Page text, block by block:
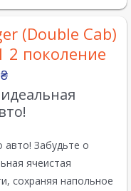
(Double Cab)
2 поколение
₴
авто! Забудьте о
ячеистая
сохраняя напольное